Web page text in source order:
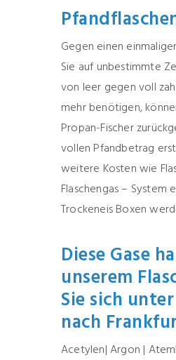
Gegen einen
Sie auf unbestimmte
von leer gegen voll
mehr benötigen,
Propan-Fischer
vollen Pfandbetrag
weitere Kosten wie
Flaschengas – System
Trockeneis Boxen
Diese Gase
unserem
Sie sich
nach
Acetylen| Argon |